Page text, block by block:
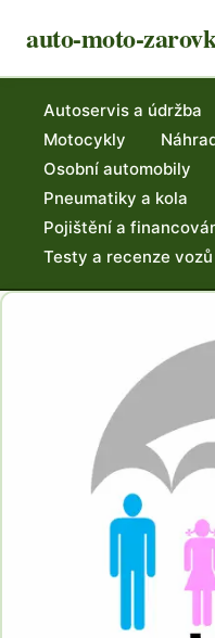
auto-moto-
Autoservis a údržba
Motocykly
Osobní automobily
Pneumatiky a kola
Pojištění a
Testy a recenze vozů